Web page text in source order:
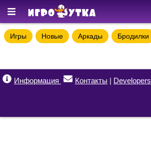
Игры Новые Аркады Бродилки
Информация Контакты | Developers